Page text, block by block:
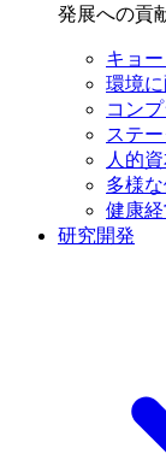
発展への貢
キョ
環境
コン
ステ
人的
多様
健康
研究開発